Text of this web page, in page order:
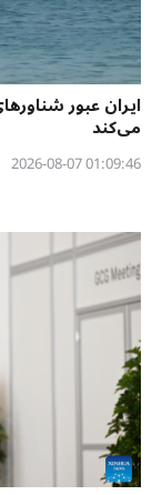
ایران عبور
می‌کند
01:09:46 2026-08-07